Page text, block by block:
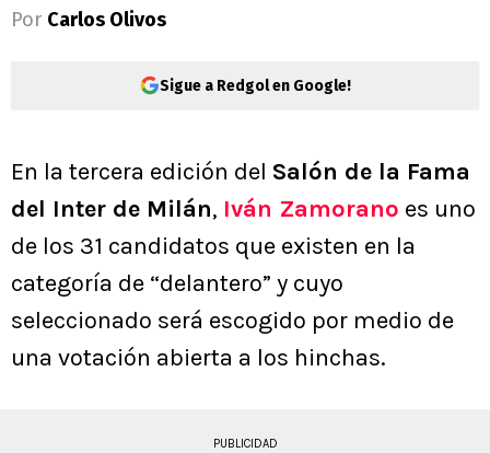
Por Carlos Olivos
Sigue a Redgol en Google!
En la tercera edición del Salón de la Fama
del Inter de Milán, Iván Zamorano es uno
de los 31 candidatos que existen en la
categoría de “delantero” y cuyo
seleccionado será escogido por medio de
una votación abierta a los hinchas.
PUBLICIDAD